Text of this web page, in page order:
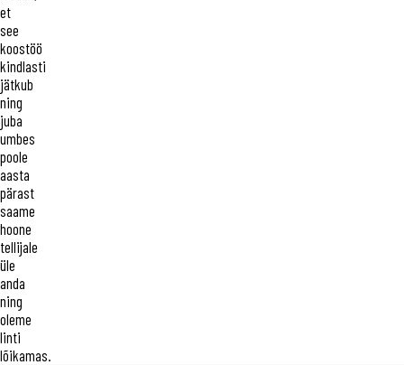
et
see
koostöö
kindlasti
jätkub
ning
juba
umbes
poole
aasta
pärast
saame
hoone
tellijale
üle
anda
ning
oleme
linti
lõikamas.